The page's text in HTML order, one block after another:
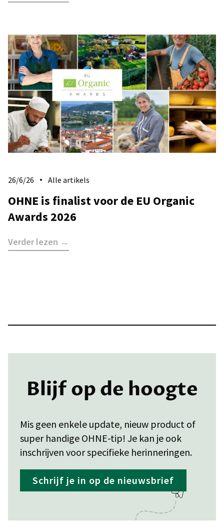
26/6/26 Alle artikels
​OHNE is finalist voor de EU Organic
Awards 2026
Verder lezen →
Blijf op de hoogte
Mis geen enkele update, nieuw product of
super handige OHNE-tip! Je kan je ook
inschrijven voor specifieke herinneringen.
Schrijf je in op de nieuwsbrief